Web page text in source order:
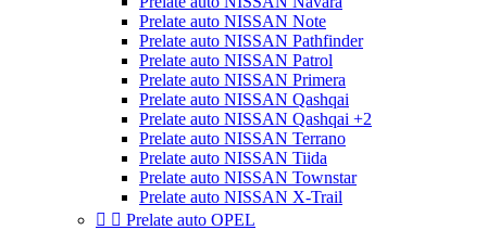
Prelate auto NISSAN Note
Prelate auto NISSAN Pathfinder
Prelate auto NISSAN Patrol
Prelate auto NISSAN Primera
Prelate auto NISSAN Qashqai
Prelate auto NISSAN Qashqai +2
Prelate auto NISSAN Terrano
Prelate auto NISSAN Tiida
Prelate auto NISSAN Townstar
Prelate auto NISSAN X-Trail
  Prelate auto OPEL